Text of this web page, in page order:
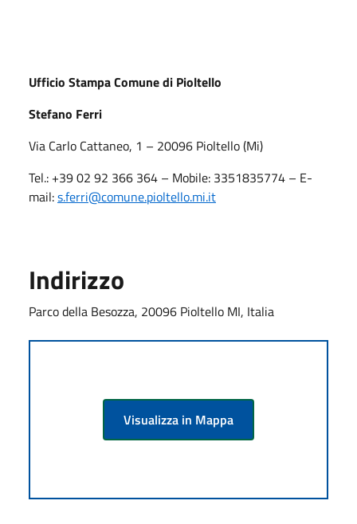
Ufficio Stampa Comune di Pioltello
Stefano Ferri
Via Carlo Cattaneo, 1 – 20096 Pioltello (Mi)
Tel.: +39 02 92 366 364 – Mobile: 3351835774 – E-
mail:s.ferri@comune.pioltello.mi.it
Indirizzo
Parco della Besozza, 20096 Pioltello MI, Italia
Visualizza in Mappa